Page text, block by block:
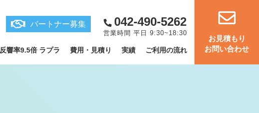
パートナー募集 042-490-5262
営業時間 平日 9:30~18:30
反響率9.5倍 ラプラ 費用・見積り 実績 ご利用の流れ
お見積もり
お問い合わせ